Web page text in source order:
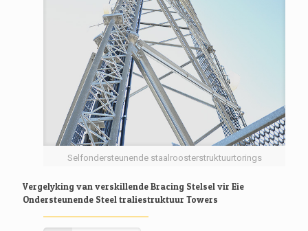
Selfondersteunende staalroosterstruktuurtorings
Vergelyking van verskillende Bracing Stelsel vir Eie
Ondersteunende Steel traliestruktuur Towers